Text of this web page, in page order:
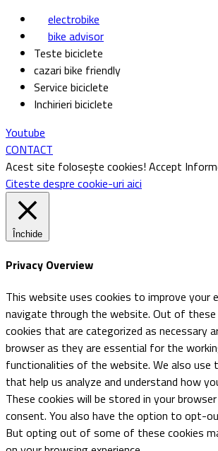
electrobike
bike advisor
Teste biciclete
cazari bike friendly
Service biciclete
Inchirieri biciclete
Youtube
CONTACT
Acest site folosește cookies! Accept
Citeste despre cookie-uri aici
Închide
Privacy Overview
This website uses cookies to improve your
navigate through the website. Out of these
cookies that are categorized as necessary
browser as they are essential for the
functionalities of the website. We also use
that help us analyze and understand how
These cookies will be stored in your
consent. You also have the option to opt-
But opting out of some of these cookies